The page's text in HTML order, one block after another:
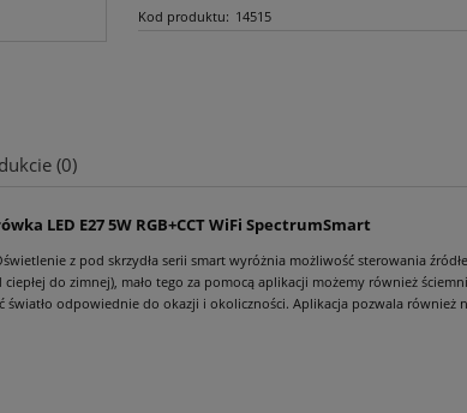
Kod produktu: 14515
kosztów
(0)
LED E27 5W RGB+CCT WiFi SpectrumSmart
z pod skrzydła serii smart wyróżnia możliwość sterowania
do zimnej), mało tego za pomocą aplikacji możemy również
odpowiednie do okazji i okoliczności. Aplikacja pozwala również